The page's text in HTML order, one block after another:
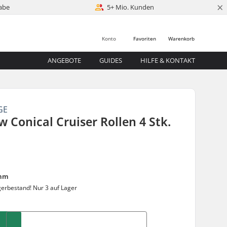
5+ Mio. Kunden ×
Warenkorb
Favoriten
Konto
ANGEBOTE GUIDES HILFE & KONTAKT
Conical Cruiser Rollen 4 Stk.
Nur 3 auf Lager